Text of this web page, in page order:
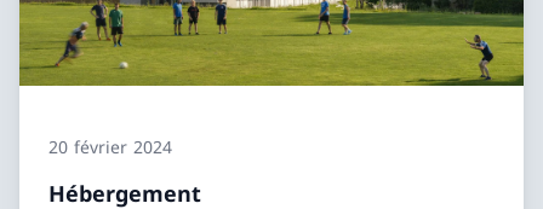
20 février 2024
Hébergement